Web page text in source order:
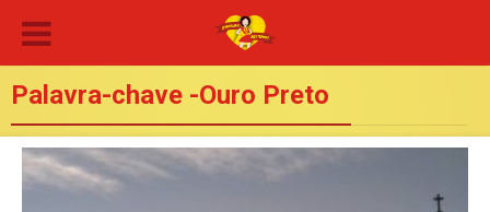
Palavra-chave -Ouro Preto